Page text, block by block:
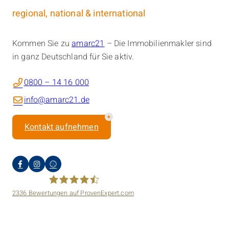
regional, national & international
Kommen Sie zuamarc21– Die Immobilienmakler sind
in ganz Deutschland für Sie aktiv.
0800 – 14 16 000
info@amarc21.de
Kontakt aufnehmen
2336 Bewertungen auf ProvenExpert.com